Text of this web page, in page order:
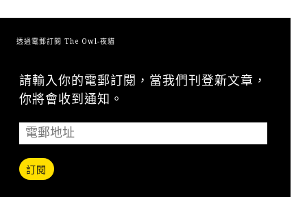
透過電郵訂閱 The Owl-夜貓
請輸入你的電郵訂閱，當我們刊登新文章，
你將會收到通知。
訂閱